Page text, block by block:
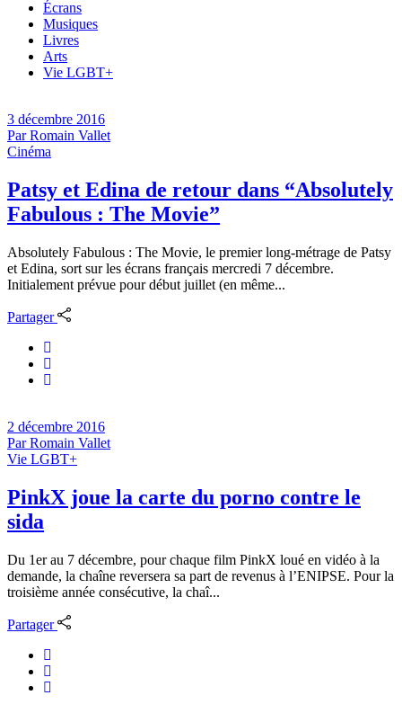
Écrans
Musiques
Livres
Arts
Vie LGBT+
3 décembre 2016
ParRomain Vallet
Cinéma
Patsy et Edina de retour dans “Absolutely
Fabulous : The Movie”
Absolutely Fabulous : The Movie, le premier long-métrage de Patsy
et Edina, sort sur les écrans français mercredi 7 décembre.
Initialement prévue pour début juillet (en même...
Partager
2 décembre 2016
ParRomain Vallet
Vie LGBT+
PinkX joue la carte du porno contre le
sida
Du 1er au 7 décembre, pour chaque film PinkX loué en vidéo à la
demande, la chaîne reversera sa part de revenus à l’ENIPSE. Pour la
troisième année consécutive, la chaî...
Partager